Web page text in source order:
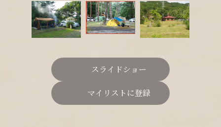
スライドショー
マイリストに登録